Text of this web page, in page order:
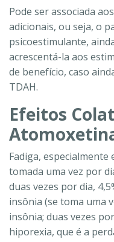
Pode ser associada
adicionais, ou seja, o
psicoestimulante,
acrescentá-la aos
de benefício, caso
TDAH.
Efeitos
Fadiga, especialmente
tomada uma vez por
duas vezes por dia,
insônia (se toma uma
insônia; duas vezes
hiporexia, que é a